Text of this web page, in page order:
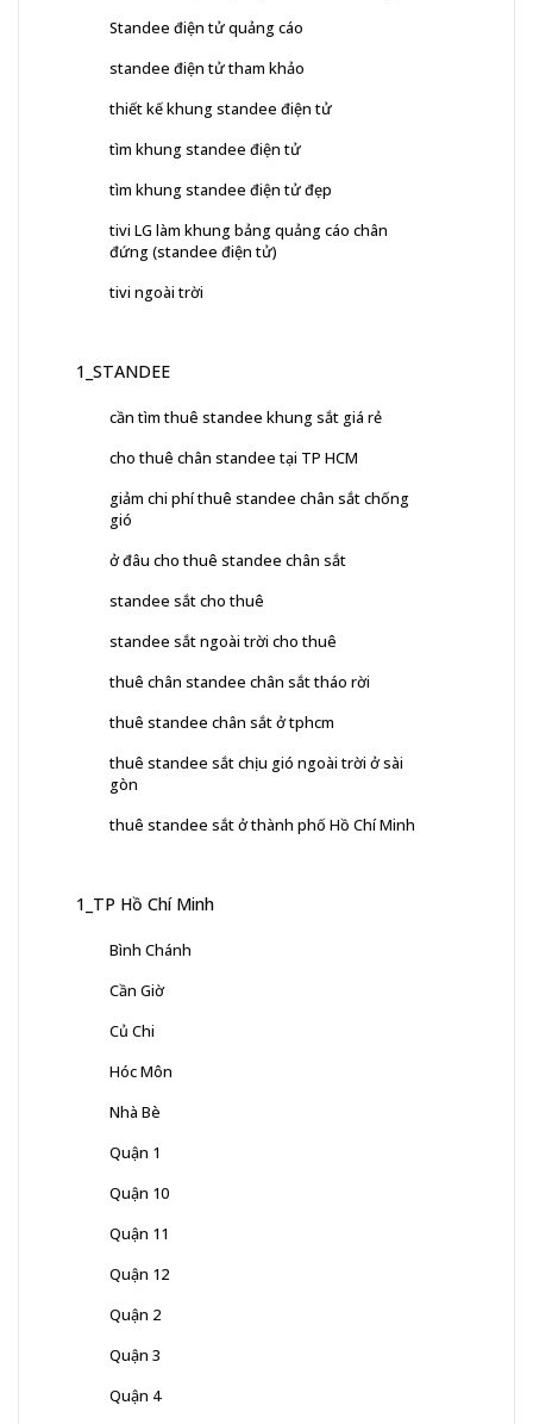
Standee điện tử quảng cáo
standee điện tử tham khảo
thiết kế khung standee điện tử
tìm khung standee điện tử
tìm khung standee điện tử đẹp
tivi LG làm khung bảng quảng cáo chân
đứng (standee điện tử)
tivi ngoài trời
1_STANDEE
cần tìm thuê standee khung sắt giá rẻ
cho thuê chân standee tại TP HCM
giảm chi phí thuê standee chân sắt chống
gió
ở đâu cho thuê standee chân sắt
standee sắt cho thuê
standee sắt ngoài trời cho thuê
thuê chân standee chân sắt tháo rời
thuê standee chân sắt ở tphcm
thuê standee sắt chịu gió ngoài trời ở sài
gòn
thuê standee sắt ở thành phố Hồ Chí Minh
1_TP Hồ Chí Minh
Bình Chánh
Cần Giờ
Củ Chi
Hóc Môn
Nhà Bè
Quận 1
Quận 10
Quận 11
Quận 12
Quận 2
Quận 3
Quận 4